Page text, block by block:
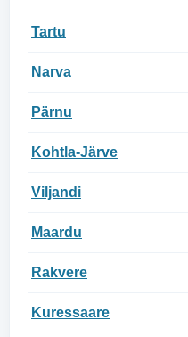
Tartu
Narva
Pärnu
Kohtla-Järve
Viljandi
Maardu
Rakvere
Kuressaare